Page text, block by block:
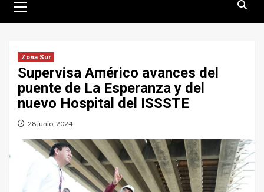
principal
Zona Sur
Supervisa Américo avances del
puente de La Esperanza y del
nuevo Hospital del ISSSTE
28 junio, 2024